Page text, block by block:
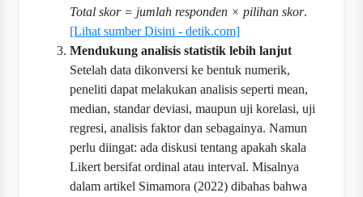
Total skor = jumlah responden × pilihan skor.
[Lihat sumber Disini - detik.com]
Mendukung analisis statistik lebih lanjut
Setelah data dikonversi ke bentuk numerik,
peneliti dapat melakukan analisis seperti mean,
median, standar deviasi, maupun uji korelasi, uji
regresi, analisis faktor dan sebagainya. Namun
perlu diingat: ada diskusi tentang apakah skala
Likert bersifat ordinal atau interval. Misalnya
dalam artikel Simamora (2022) dibahas bahwa